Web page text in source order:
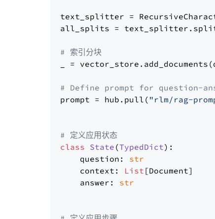
text_splitter =
all_splits =
# 索引分块
_ =
# Define prompt for question-
prompt = hub.pull( "rlm/rag-
# 定义应用状态
class State (TypedDict):
    question:
str
    context:
List [Document]
    answer:
str